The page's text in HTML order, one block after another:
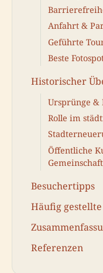
Anfahrt &
Geführte
Beste
Historischer
Ursprünge &
Rolle im
Öffentliche
Gemeinschaft
Besuchertipps
Häufig gestellte
Referenzen